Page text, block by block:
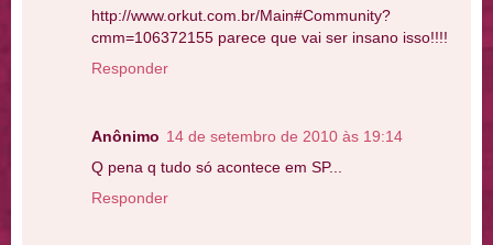
http://www.orkut.com.br/Main#Community?
cmm=106372155 parece que vai ser insano isso!!!!
Responder
Anônimo 14 de setembro de 2010 às 19:14
Q pena q tudo só acontece em SP...
Responder